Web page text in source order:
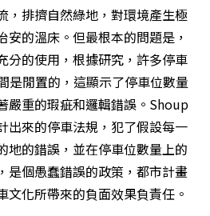
，排擠自然綠地，對環境產生極
安的溫床。但最根本的問題是，
分的使用，根據研究，許多停車
是閒置的，這顯示了停車位數量
嚴重的瑕疵和邏輯錯誤。Shoup
出來的停車法規，犯了假設每一
地的錯誤，並在停車位數量上的
是個愚蠢錯誤的政策，都市計畫
文化所帶來的負面效果負責任。